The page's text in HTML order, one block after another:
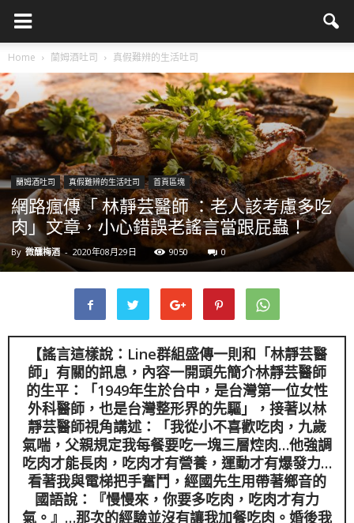
Home 蘭姆酒吐司 真假難辨的生活吐司
蘭姆酒吐司 真假難辨的生活吐司 首頁區塊
網路瘋傳「 林靜芸醫師 ：老人該考慮多吃
肉」文章，小心錯誤老謠言當跟屁蟲！
By 微醺梅酒 - 2020年08月29日 9050 0
【謠言這樣說：Line群組盛傳一則和「林靜芸醫
師」有關的訊息，內容一開頭先簡介林靜芸醫師
的生平：「1949年生於台中，是台灣第一位女性
外科醫師，也是台灣整形界的先驅」，接著以林
靜芸醫師視角講述：「我從小不喜歡吃肉，九歲
氣喘，父親規定我每餐要吃一塊三層焢肉…他強調
吃肉才能長肉，吃肉才有營養，運動才有爆發力…
看著我與電梯把手奮鬥，經國先生用帶著鄉音的
國語說：『慢慢來，你要多吃肉，吃肉才有力
氣。』…那次的經驗並沒有讓我加餐吃肉。婚後我